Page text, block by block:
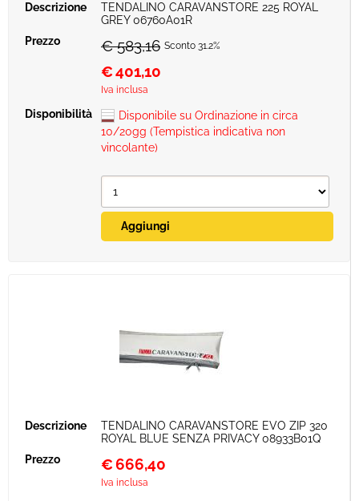
TENDALINO CARAVANSTORE 225 ROYAL
GREY 06760A01R
€ 583,16 Sconto 31.2%
€401,10
Iva inclusa
Disponibile su Ordinazione in circa
10/20gg (Tempistica indicativa non
vincolante)
TENDALINO CARAVANSTORE EVO ZIP 320
ROYAL BLUE SENZA PRIVACY 08933B01Q
€666,40
Iva inclusa